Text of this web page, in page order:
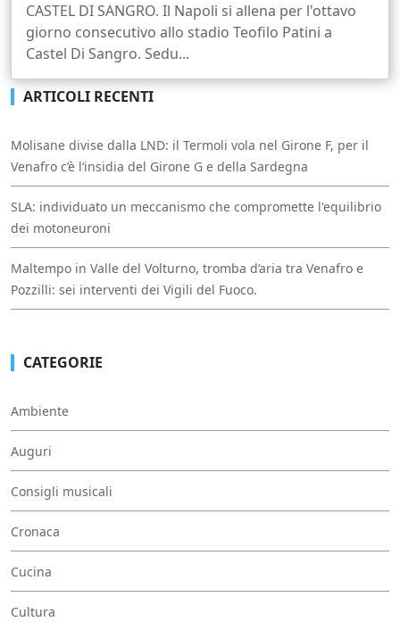
CASTEL DI SANGRO. Il Napoli si allena per l'ottavo
giorno consecutivo allo stadio Teofilo Patini a
Castel Di Sangro. Sedu...
ARTICOLI RECENTI
Molisane divise dalla LND: il Termoli vola nel Girone F, per il
Venafro c’è l’insidia del Girone G e della Sardegna
SLA: individuato un meccanismo che compromette l'equilibrio
dei motoneuroni
Maltempo in Valle del Volturno, tromba d’aria tra Venafro e
Pozzilli: sei interventi dei Vigili del Fuoco.
CATEGORIE
Ambiente
Auguri
Consigli musicali
Cronaca
Cucina
Cultura